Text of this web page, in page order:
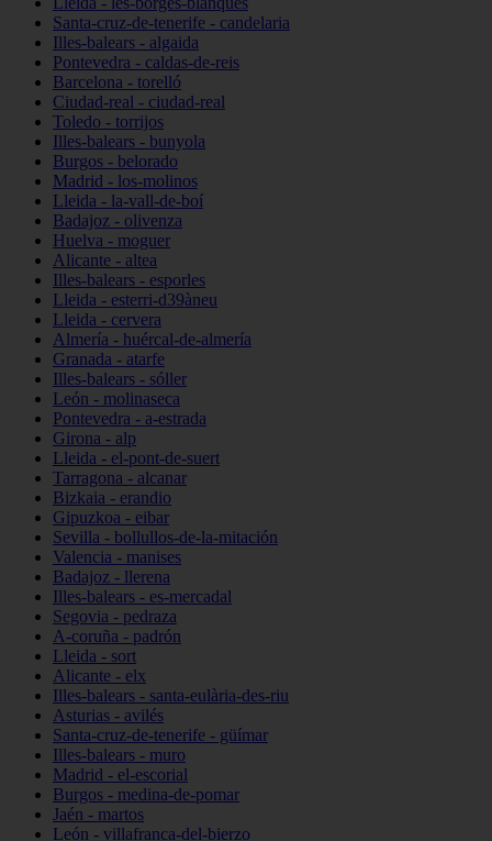
Santa-cruz-de-tenerife - candelaria
Illes-balears - algaida
Pontevedra - caldas-de-reis
Barcelona - torelló
Ciudad-real - ciudad-real
Toledo - torrijos
Illes-balears - bunyola
Burgos - belorado
Madrid - los-molinos
Lleida - la-vall-de-boí
Badajoz - olivenza
Huelva - moguer
Alicante - altea
Illes-balears - esporles
Lleida - esterri-d39àneu
Lleida - cervera
Almería - huércal-de-almería
Granada - atarfe
Illes-balears - sóller
León - molinaseca
Pontevedra - a-estrada
Girona - alp
Lleida - el-pont-de-suert
Tarragona - alcanar
Bizkaia - erandio
Gipuzkoa - eibar
Sevilla - bollullos-de-la-mitación
Valencia - manises
Badajoz - llerena
Illes-balears - es-mercadal
Segovia - pedraza
A-coruña - padrón
Lleida - sort
Alicante - elx
Illes-balears - santa-eulària-des-riu
Asturias - avilés
Santa-cruz-de-tenerife - güímar
Illes-balears - muro
Madrid - el-escorial
Burgos - medina-de-pomar
Jaén - martos
León - villafranca-del-bierzo